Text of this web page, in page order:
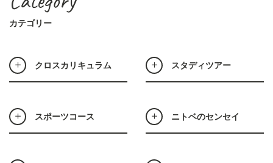
カテゴリー
クロスカリキュラム スタディツアー
スポーツコース ニトベのセンセイ